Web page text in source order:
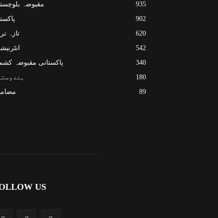
مقبوضہ
935
902
تازہ
620
542
پاکستانی مقبوضہ
340
180
89
US